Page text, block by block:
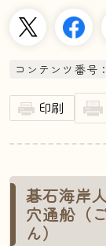
コンテンツ番号
印刷
碁石海岸
穴通船（
ん）